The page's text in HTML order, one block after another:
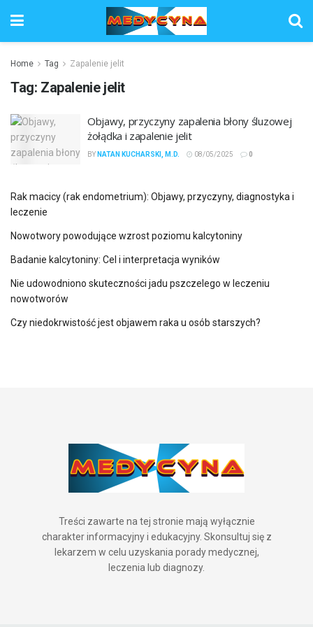
Home Tag Zapalenie jelit
Tag: Zapalenie jelit
Objawy, przyczyny zapalenia błony śluzowej
żołądka i zapalenie jelit
BY NATAN KUCHARSKI, M.D. 08/05/2025 0
Rak macicy (rak endometrium): Objawy, przyczyny, diagnostyka i
leczenie
Nowotwory powodujące wzrost poziomu kalcytoniny
Badanie kalcytoniny: Cel i interpretacja wyników
Nie udowodniono skuteczności jadu pszczelego w leczeniu
nowotworów
Czy niedokrwistość jest objawem raka u osób starszych?
Treści zawarte na tej stronie mają wyłącznie
charakter informacyjny i edukacyjny. Skonsultuj się z
lekarzem w celu uzyskania porady medycznej,
leczenia lub diagnozy.